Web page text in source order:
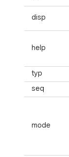
disp
help
typ
seq
mode